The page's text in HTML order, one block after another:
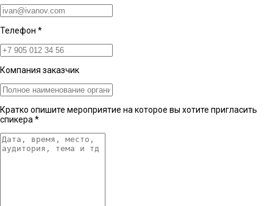
Телефон *
Компания заказчик
Кратко опишите мероприятие на которое вы хотите пригласить
спикера *